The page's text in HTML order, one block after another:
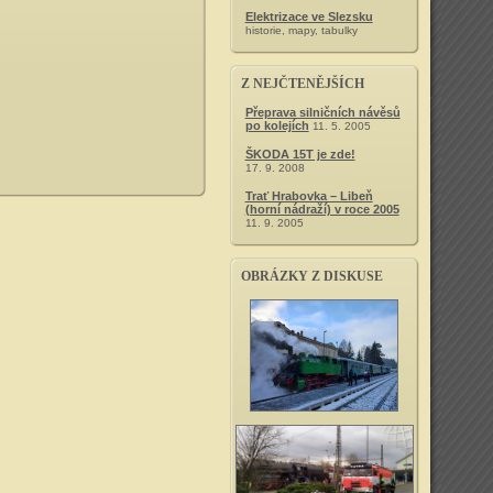
Elektrizace ve Slezsku
historie, mapy, tabulky
Z NEJČTENĚJŠÍCH
Přeprava silničních návěsů
po kolejích 11. 5. 2005
ŠKODA 15T je zde!
17. 9. 2008
Trať Hrabovka – Libeň
(horní nádraží) v roce 2005
11. 9. 2005
OBRÁZKY Z DISKUSE